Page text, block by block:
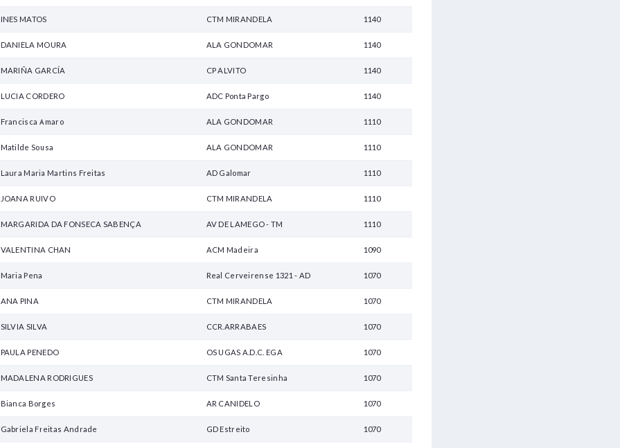
INES MATOS CTM MIRANDELA 1140
DANIELA MOURA ALA GONDOMAR 1140
MARIÑA GARCÍA CP ALVITO 1140
LUCIA CORDERO ADC Ponta Pargo 1140
Francisca Amaro ALA GONDOMAR 1110
Matilde Sousa ALA GONDOMAR 1110
Laura Maria Martins Freitas AD Galomar 1110
JOANA RUIVO CTM MIRANDELA 1110
MARGARIDA DA FONSECA SABENÇA AV DE LAMEGO - TM 1110
VALENTINA CHAN ACM Madeira 1090
Maria Pena Real Cerveirense 1321 - AD 1070
ANA PINA CTM MIRANDELA 1070
SILVIA SILVA CCR.ARRABAES 1070
PAULA PENEDO OS UGAS A.D.C. EGA 1070
MADALENA RODRIGUES CTM Santa Teresinha 1070
Bianca Borges AR CANIDELO 1070
Gabriela Freitas Andrade GD Estreito 1070